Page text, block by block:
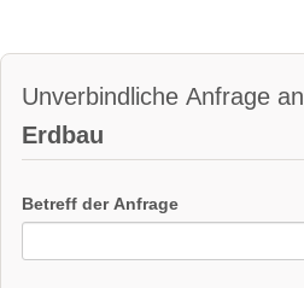
Unverbindliche Anfrage an
Erdbau
Betreff der Anfrage